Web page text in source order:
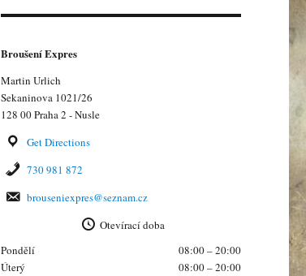
Broušení Expres
Martin Urlich
Sekaninova 1021/26
128 00 Praha 2 - Nusle
Get Directions
730 981 872
brouseniexpres@seznam.cz
Otevírací doba
Pondělí
08:00 – 20:00
Úterý
08:00 – 20:00